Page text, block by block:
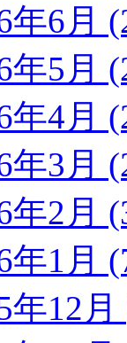
年6月
年5月
年4月
年3月
年2月
年1月
年12月